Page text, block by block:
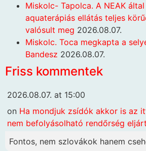
Miskolc- Tapolca. A NEAK
aquaterápiás ellátás teljes
valósult meg 2026.08.07.
Miskolc. Toca megkapta a
Bandesz 2026.08.07.
Friss kommentek
2026.08.07. at 15:00
on Ha mondjuk zsídók akkor is az
nem befolyásolható rendőrség
Fontos, nem szlovákok hanem